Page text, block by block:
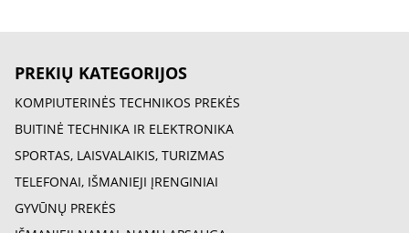
PREKIŲ KATEGORIJOS
KOMPIUTERINĖS TECHNIKOS PREKĖS
BUITINĖ TECHNIKA IR ELEKTRONIKA
SPORTAS, LAISVALAIKIS, TURIZMAS
TELEFONAI, IŠMANIEJI ĮRENGINIAI
GYVŪNŲ PREKĖS